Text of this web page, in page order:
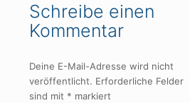
Schreibe einen
Kommentar
Deine E-Mail-Adresse wird nicht
veröffentlicht. Erforderliche Felder
sind mit * markiert